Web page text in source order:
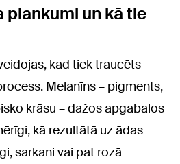
plankumi un kā tie
kad tiek traucēts
Melanīns – pigments,
krāsu – dažos apgabalos
kā rezultātā uz ādas
sarkani vai pat rozā